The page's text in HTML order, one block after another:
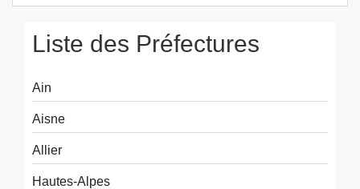
Liste des Préfectures
Ain
Aisne
Allier
Hautes-Alpes